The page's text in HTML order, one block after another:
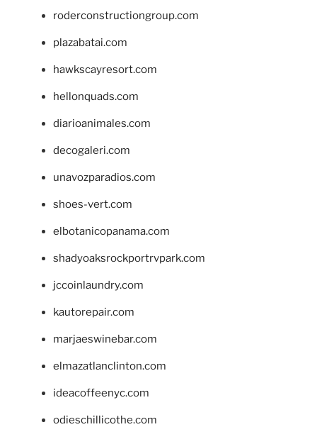
roderconstructiongroup.com
plazabatai.com
hawkscayresort.com
hellonquads.com
diarioanimales.com
decogaleri.com
unavozparadios.com
shoes-vert.com
elbotanicopanama.com
shadyoaksrockportrvpark.com
jccoinlaundry.com
kautorepair.com
marjaeswinebar.com
elmazatlanclinton.com
ideacoffeenyc.com
odieschillicothe.com